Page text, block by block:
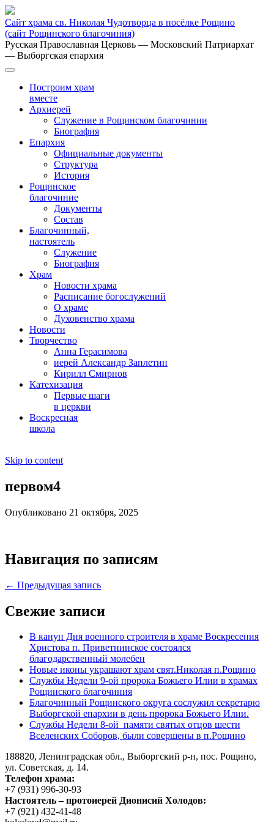
Сайт храма св. Николая Чудотворца в посёлке Рощино
(сайт Рощинского благочиния)
Русская Православная Церковь — Московский Патриархат
— Выборгская епархия
Построим храм
вместе
Архиерей
Служение в Рощинском благочинии
Биография
Епархия
Официальные документы
Структура
История
Рощинское
благочиние
Документы
Состав
Благочинный,
настоятель
Служение
Биография
Храм
Новости храма
Расписание богослужений
О храме
Духовенство храма
Новости
Творчество
Анна Герасимова
иерей Александр Заплетин
Кирилл Смирнов
Катехизация
Первые шаги
в церкви
Воскресная
школа
Skip to content
первом4
Опубликовано 21 октября, 2025
Навигация по записям
← Предыдущая запись
Свежие записи
В канун Дня военного строителя в храме Воскресения
Христова п. Приветнинское состоялся
благодарственный молебен
Новые иконы украшают храм свят.Николая п.Рощино
Службы Недели 9-ой пророка Божьего Илии в храмах
Рощинского благочиния
Благочинный Рощинского округа сослужил секретарю
Выборгской епархии в день пророка Божьего Илии.
Службы Недели 8-ой памяти святых отцов шести
Вселенских Соборов, были совершены в п.Рощино
188820, Ленинградская обл., Выборгский р-н, пос. Рощино,
ул. Советская, д. 14.
Телефон храма:
+7 (931) 996-30-93
Настоятель – протоиерей Дионисий Холодов:
+7 (921) 432-41-48